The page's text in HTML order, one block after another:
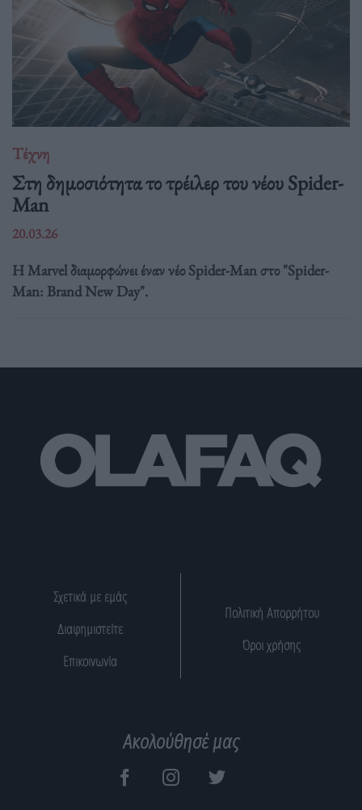
Τέχνη
Στη δημοσιότητα το τρέιλερ του νέου Spider-
Man
20.03.26
Η Marvel διαμορφώνει έναν νέο Spider-Man στο "Spider-
Man: Brand New Day".
Σχετικά με εμάς
Διαφημιστείτε
Επικοινωνία
Πολιτική Απορρήτου
Όροι χρήσης
Ακολούθησέ μας